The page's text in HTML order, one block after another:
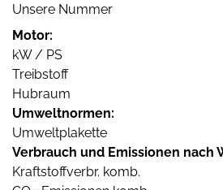
Unsere Nummer
Motor:
kW / PS
Treibstoff
Hubraum
Umweltnormen:
Umweltplakette
Verbrauch und Emissionen nach
Kraftstoffverbr. komb.